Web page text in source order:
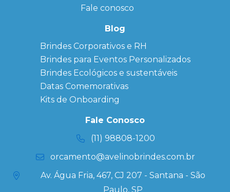
Personalizado
personalizados
Brindes
Corporativos
Copos Térmicos
Personalizados
Datas Especiais
Ecobag
Personalizada
Kits
Fale conosco
Blog
Brindes Corporativos e RH
Brindes para Eventos Personalizados
Brindes Ecológicos e sustentáveis
Datas Comemorativas
Kits de Onboarding
Fale Conosco
(11) 98808-1200
orcamento@avelinobrindes.com.br
Av. Água Fria, 467, CJ 207 - Santana - São
Paulo, SP